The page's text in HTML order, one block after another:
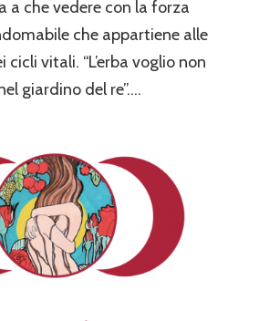
a che vedere con la forza
che appartiene alle
vitali. “L’erba voglio non
giardino del re”....